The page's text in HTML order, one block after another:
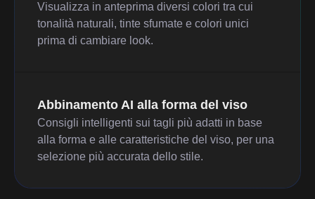
Visualizza in anteprima diversi colori tra cui
tonalità naturali, tinte sfumate e colori unici
prima di cambiare look.
Abbinamento AI alla forma del viso
Consigli intelligenti sui tagli più adatti in base
alla forma e alle caratteristiche del viso, per una
selezione più accurata dello stile.